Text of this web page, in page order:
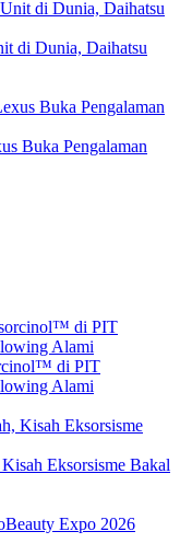
di Dunia, Daihatsu
Buka Pengalaman
di PIT
Alami
Eksorsisme Bakal